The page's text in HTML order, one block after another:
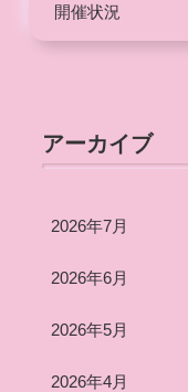
開催状況
アーカイブ
2026年7月
2026年6月
2026年5月
2026年4月